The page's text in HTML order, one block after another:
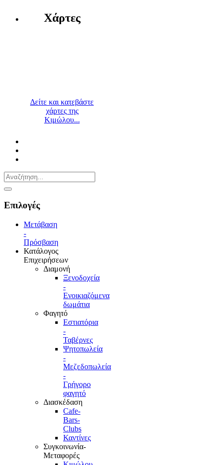
Χάρτες
Δείτε και κατεβάστε
χάρτες της
Κιμώλου...
Επιλογές
Μετάβαση
-
Πρόσβαση
Κατάλογος
Επιχειρήσεων
Διαμονή
Ξενοδοχεία
-
Ενοικιαζόμενα
δωμάτια
Φαγητό
Εστιατόρια
-
Ταβέρνες
Ψητοπωλεία
-
Μεζεδοπωλεία
-
Γρήγορο
φαγητό
Διασκέδαση
Cafe-
Bars-
Clubs
Καντίνες
Συγκοινωνία-
Μεταφορές